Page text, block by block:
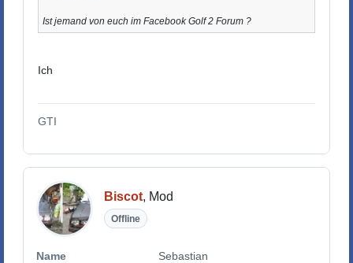
Ist jemand von euch im Facebook Golf 2 Forum ?
Ich
GTI
Biscot, Mod
Offline
Name
Sebastian